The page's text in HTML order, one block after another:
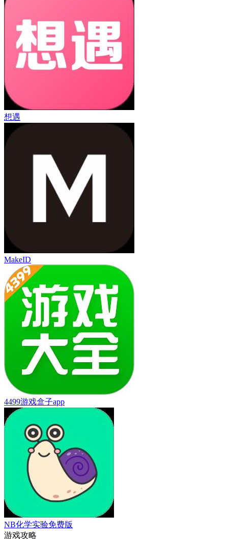
想遇
MakeID
4499游戏盒子app
NB化学实验免费版
游戏攻略